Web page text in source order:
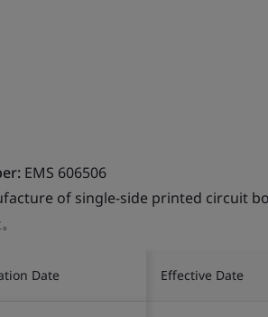
EMS 606506
of single-side printed circuit
Date Effective Date